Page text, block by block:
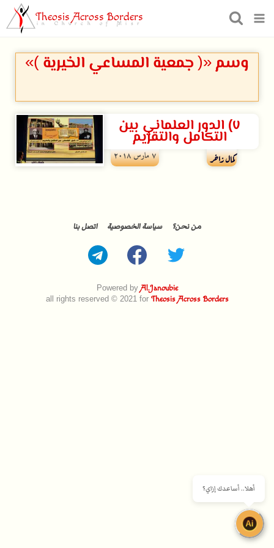
Theosis Across Borders
in Church of Misr
وسم «( جمعية المساعي الخيرية )»
٧) الدور العلماني بين
التكامل والتقزيم
كمال زاخر ۷ مارس ۲۰۱۸
Powered by Al.Janoubie
all rights reserved © 2021 for Theosis Across Borders
من نحن؟ سياسة الخصوصية اتصل بنا
أهلا.. أساعدك إزاي؟